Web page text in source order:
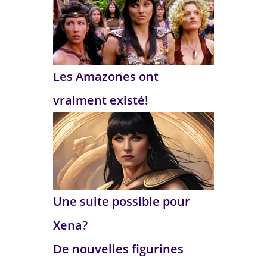
Les Amazones ont
vraiment existé!
Une suite possible pour
Xena?
De nouvelles figurines